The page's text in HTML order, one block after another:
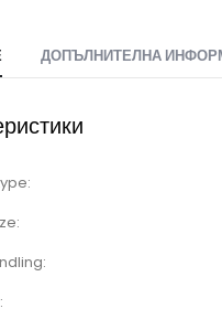
ДОПЪЛНИТЕЛНА